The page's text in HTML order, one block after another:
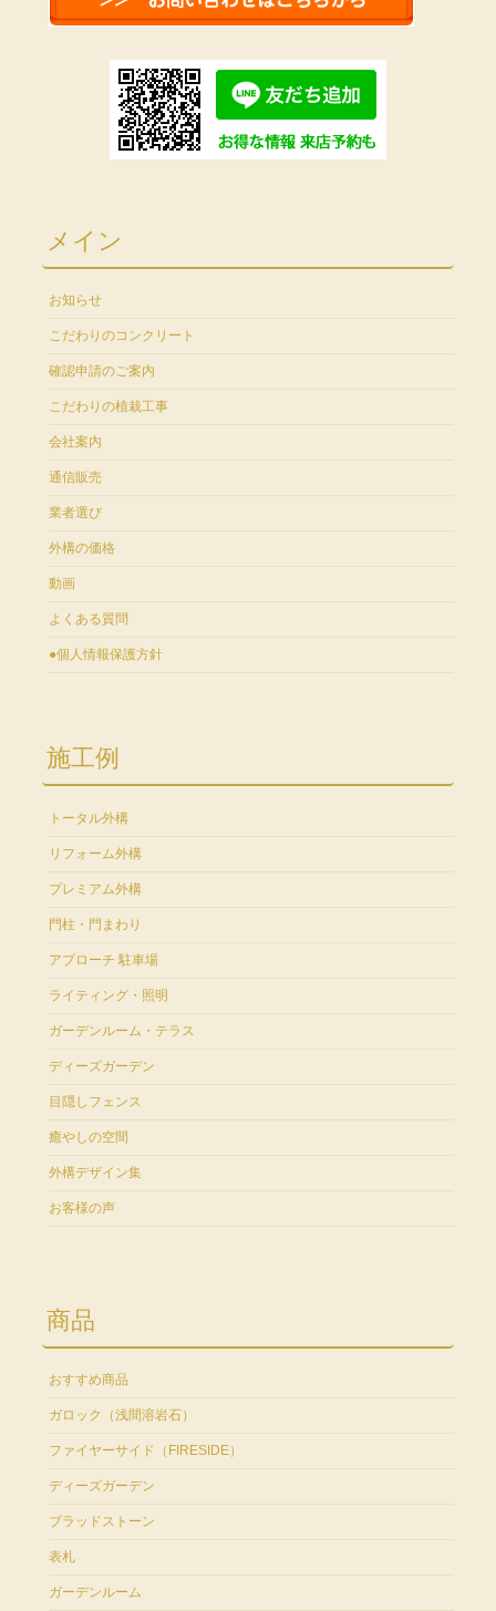
メイン
お知らせ
こだわりのコンクリート
確認申請のご案内
こだわりの植栽工事
会社案内
通信販売
業者選び
外構の価格
動画
よくある質問
●個人情報保護方針
施工例
トータル外構
リフォーム外構
プレミアム外構
門柱・門まわり
アプローチ 駐車場
ライティング・照明
ガーデンルーム・テラス
ディーズガーデン
目隠しフェンス
癒やしの空間
外構デザイン集
お客様の声
商品
おすすめ商品
ガロック（浅間溶岩石）
ファイヤーサイド（FIRESIDE）
ディーズガーデン
ブラッドストーン
表札
ガーデンルーム